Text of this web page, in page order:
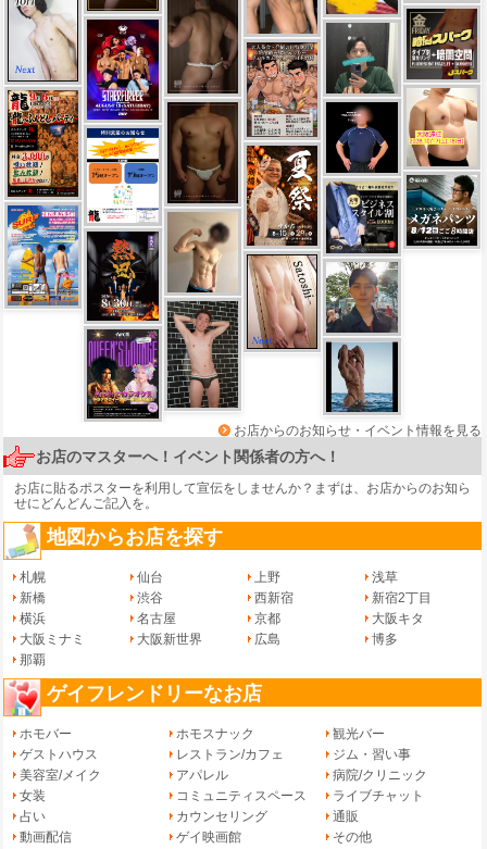
お店からのお知らせ・イベント情報を見る
お店のマスターへ！イベント関係者の方へ！
お店に貼るポスターを利用して宣伝をしませんか？まずは、 お店からのお知ら
せにどんどんご記入を。
地図からお店を探す
札幌 仙台 上野
浅草
新橋
渋谷 西新宿
新宿2丁目
横浜
名古屋 京都
大阪キタ
大阪ミナミ
大阪新世界 広島
博多
那覇
ゲイフレンドリーなお店
ホモバー ホモスナック
観光バー
ゲストハウス
レストラン/カフェ
ジム・習い事
美容室/メイク
アパレル
病院/クリニック
女装
コミュニティスペース
ライブチャット
占い
カウンセリング
通販
動画配信
ゲイ映画館 その他